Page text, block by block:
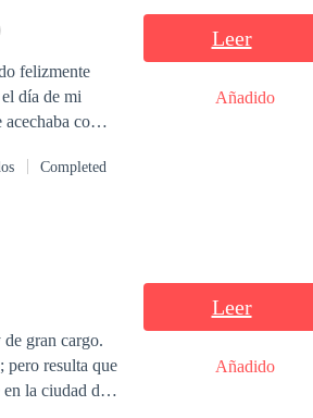
felizmente
día de mi
como
se imaginó
¿Quién
Amor tan
Completed
Leer
Añadido
gran cargo.
pero resulta que
la ciudad de
Leer
Añadido